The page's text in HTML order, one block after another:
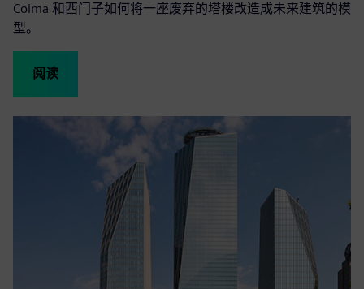
Coima 和西门子如何将一座废弃的塔楼改造成未来建筑的模
型。
阅读